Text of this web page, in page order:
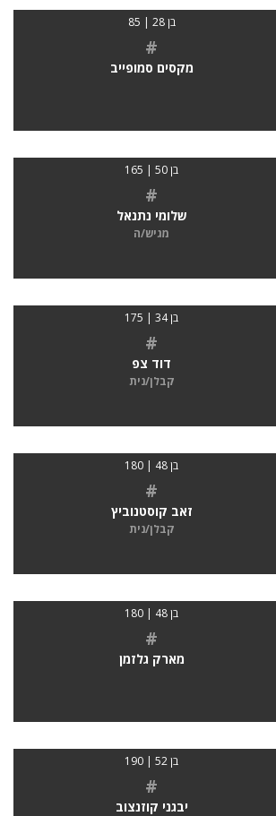
בן 28 | 85
#
מקסים סמופייב
בן 50 | 165
#
שלומי נתנאל
מגיש/ה
בן 34 | 175
#
דוד צפ
קבלן/נית
בן 48 | 180
#
זאב קוסטנוביץ
קבלן/נית
בן 48 | 180
#
מארק גלזמן
בן 52 | 190
#
יבגני קוזנצוב